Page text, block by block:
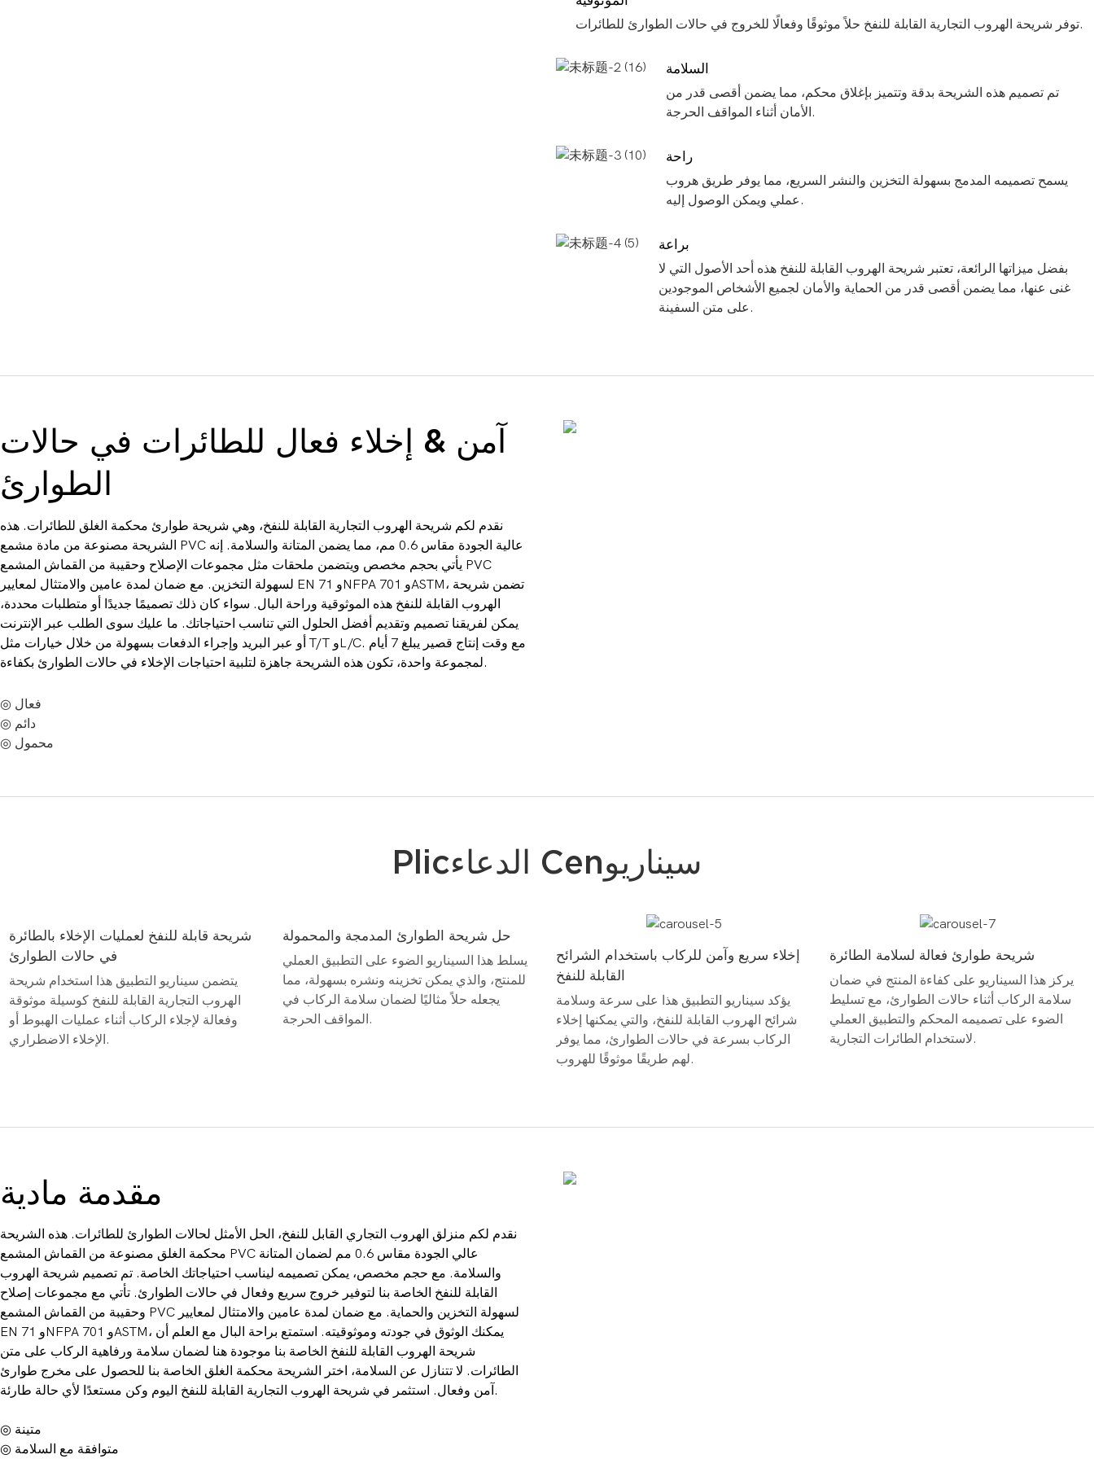
توفر شريحة الهروب التجارية القابلة للنفخ حلاً موثوقًا وفعالًا للخروج في حالات الطوارئ للطائرات.
السلامة
تم تصميم هذه الشريحة بدقة وتتميز بإغلاق محكم، مما يضمن أقصى قدر من
الأمان أثناء المواقف الحرجة.
راحة
يسمح تصميمه المدمج بسهولة التخزين والنشر السريع، مما يوفر طريق هروب
عملي ويمكن الوصول إليه.
براعة
بفضل ميزاتها الرائعة، تعتبر شريحة الهروب القابلة للنفخ هذه أحد الأصول التي لا
غنى عنها، مما يضمن أقصى قدر من الحماية والأمان لجميع الأشخاص الموجودين
على متن السفينة.
آمن & إخلاء فعال للطائرات في حالات
الطوارئ
نقدم لكم شريحة الهروب التجارية القابلة للنفخ، وهي شريحة طوارئ محكمة الغلق للطائرات. هذه
الشريحة مصنوعة من مادة مشمع PVC عالية الجودة مقاس 0.6 مم، مما يضمن المتانة والسلامة. إنه
يأتي بحجم مخصص ويتضمن ملحقات مثل مجموعات الإصلاح وحقيبة من القماش المشمع PVC
لسهولة التخزين. مع ضمان لمدة عامين والامتثال لمعايير EN 71 وNFPA 701 وASTM، تضمن شريحة
الهروب القابلة للنفخ هذه الموثوقية وراحة البال. سواء كان ذلك تصميمًا جديدًا أو متطلبات محددة،
يمكن لفريقنا تصميم وتقديم أفضل الحلول التي تناسب احتياجاتك. ما عليك سوى الطلب عبر الإنترنت
أو عبر البريد وإجراء الدفعات بسهولة من خلال خيارات مثل T/T وL/C. مع وقت إنتاج قصير يبلغ 7 أيام
لمجموعة واحدة، تكون هذه الشريحة جاهزة لتلبية احتياجات الإخلاء في حالات الطوارئ بكفاءة.
◎ فعال
◎ دائم
◎ محمول
Plicالدعاء Cenسيناريو
شريحة قابلة للنفخ لعمليات الإخلاء بالطائرة
في حالات الطوارئ
يتضمن سيناريو التطبيق هذا استخدام شريحة
الهروب التجارية القابلة للنفخ كوسيلة موثوقة
وفعالة لإجلاء الركاب أثناء عمليات الهبوط أو
الإخلاء الاضطراري.
حل شريحة الطوارئ المدمجة والمحمولة
يسلط هذا السيناريو الضوء على التطبيق العملي
للمنتج، والذي يمكن تخزينه ونشره بسهولة، مما
يجعله حلاً مثاليًا لضمان سلامة الركاب في
المواقف الحرجة.
إخلاء سريع وآمن للركاب باستخدام الشرائح
القابلة للنفخ
يؤكد سيناريو التطبيق هذا على سرعة وسلامة
شرائح الهروب القابلة للنفخ، والتي يمكنها إخلاء
الركاب بسرعة في حالات الطوارئ، مما يوفر
لهم طريقًا موثوقًا للهروب.
شريحة طوارئ فعالة لسلامة الطائرة
يركز هذا السيناريو على كفاءة المنتج في ضمان
سلامة الركاب أثناء حالات الطوارئ، مع تسليط
الضوء على تصميمه المحكم والتطبيق العملي
لاستخدام الطائرات التجارية.
مقدمة مادية
نقدم لكم منزلق الهروب التجاري القابل للنفخ، الحل الأمثل لحالات الطوارئ للطائرات. هذه الشريحة
محكمة الغلق مصنوعة من القماش المشمع PVC عالي الجودة مقاس 0.6 مم لضمان المتانة
والسلامة. مع حجم مخصص، يمكن تصميمه ليناسب احتياجاتك الخاصة. تم تصميم شريحة الهروب
القابلة للنفخ الخاصة بنا لتوفير خروج سريع وفعال في حالات الطوارئ. تأتي مع مجموعات إصلاح
وحقيبة من القماش المشمع PVC لسهولة التخزين والحماية. مع ضمان لمدة عامين والامتثال لمعايير
EN 71 وNFPA 701 وASTM، يمكنك الوثوق في جودته وموثوقيته. استمتع براحة البال مع العلم أن
شريحة الهروب القابلة للنفخ الخاصة بنا موجودة هنا لضمان سلامة ورفاهية الركاب على متن
الطائرات. لا تتنازل عن السلامة، اختر الشريحة محكمة الغلق الخاصة بنا للحصول على مخرج طوارئ
آمن وفعال. استثمر في شريحة الهروب التجارية القابلة للنفخ اليوم وكن مستعدًا لأي حالة طارئة.
◎ متوافقة مع السلامة